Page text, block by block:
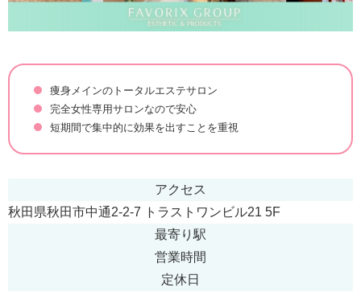
痩身メインのトータルエステサロン
完全女性専用サロンなので安心
短期間で集中的に効果を出すことを重視
アクセス
秋田県秋田市中通2-2-7 トラストワンビル21 5F
最寄り駅
営業時間
定休日